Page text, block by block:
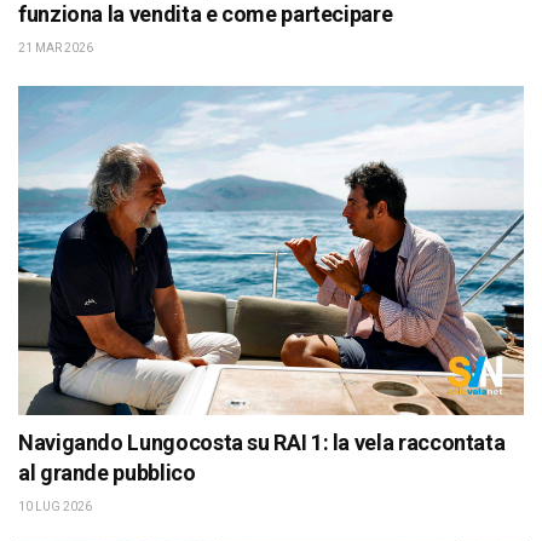
funziona la vendita e come partecipare
21 MAR 2026
Navigando Lungocosta su RAI 1: la vela raccontata
al grande pubblico
10 LUG 2026